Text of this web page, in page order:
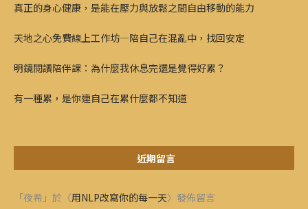
真正的身心健康，是能在壓力與放鬆之間自由移動的能力
天地之心免費線上工作坊—陪自己在混亂中，找回安定
明鏡閱讀陪伴課：為什麼我休息完還是覺得好累？
有一種累，是你連自己在累什麼都不知道
近期留言
「夜希 」於〈用NLP改寫你的每一天〉發佈留言